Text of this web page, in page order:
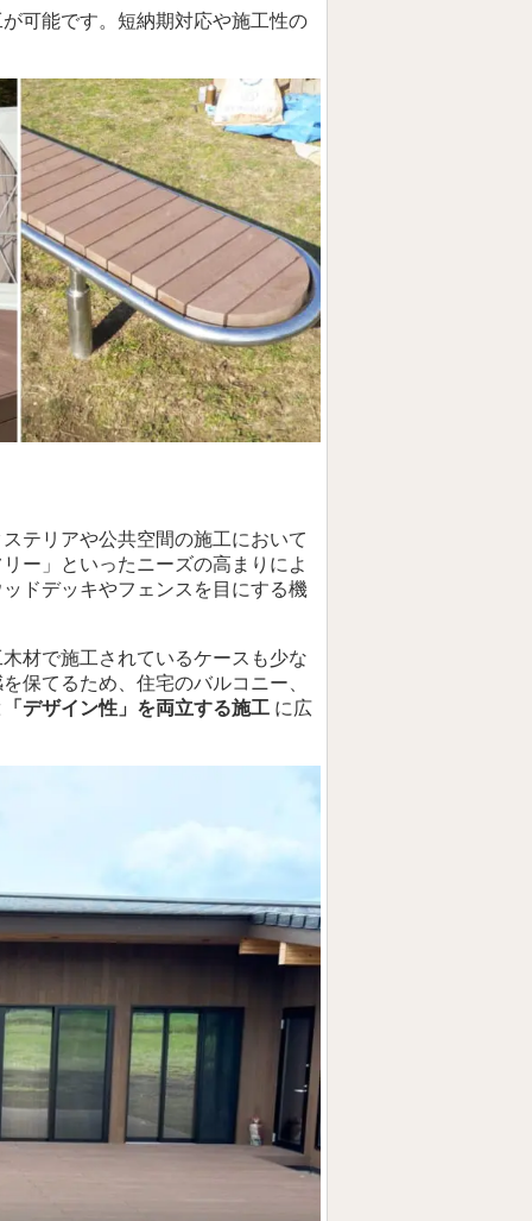
可能です。短納期対応や施工性の
テリアや公共空間の施工において
ー」といったニーズの高まりによ
ドデッキやフェンスを目にする機
材で施工されているケースも少な
保てるため、住宅のバルコニー、
デザイン性」を両立する施工 に広